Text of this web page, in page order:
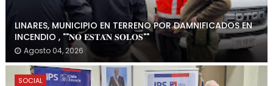
LINARES, MUNICIPIO EN TERRENO POR DAMNIFICADOS EN
INCENDIO , ""𝐍𝐎 𝐄𝐒𝐓𝐀́𝐍 𝐒𝐎𝐋𝐎𝐒""
Agosto 04, 2026
SOCIAL